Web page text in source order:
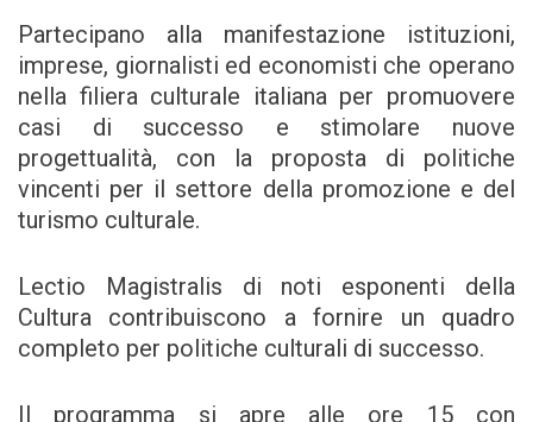
Partecipano alla manifestazione istituzioni,
imprese, giornalisti ed economisti che operano
nella filiera culturale italiana per promuovere
casi di successo e stimolare nuove
progettualità, con la proposta di politiche
vincenti per il settore della promozione e del
turismo culturale.
Lectio Magistralis di noti esponenti della
Cultura contribuiscono a fornire un quadro
completo per politiche culturali di successo.
Il programma si apre alle ore 15 con